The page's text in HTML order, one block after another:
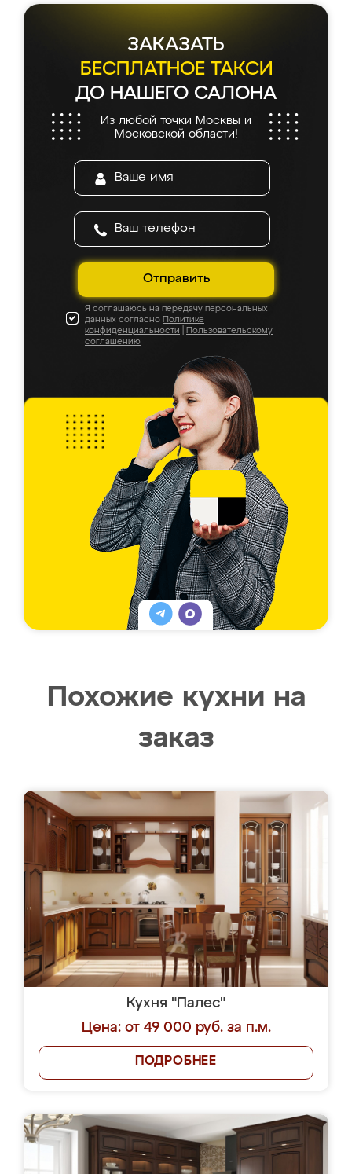
ЗАКАЗАТЬ
БЕСПЛАТНОЕ ТАКСИ
ДО НАШЕГО САЛОНА
Из любой точки Москвы и
Московской области!
Отправить
Я соглашаюсь на передачу персональных
данных согласно Политике
конфиденциальности
Пользовательскому
соглашению
Похожие кухни на
заказ
Кухня "Палес"
Цена: от 49 000 руб. за п.м.
ПОДРОБНЕЕ